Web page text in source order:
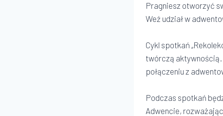
Pragniesz otworzyć
Weź udział w
Cykl spotkań
twórczą
połączeniu z
Podczas spotkań
Adwencie,